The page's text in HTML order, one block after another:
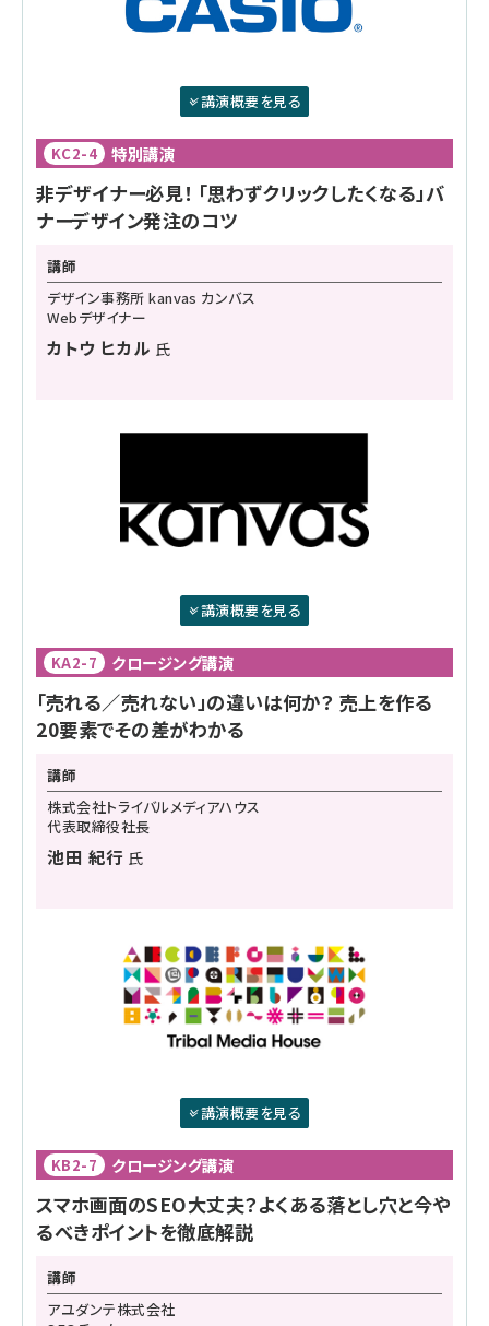
講演概要を見る
KC2-4 特別講演
非デザイナー必見！ 「思わずクリックしたくなる」バ
ナーデザイン発注のコツ
講師
デザイン事務所 kanvas カンバス
Webデザイナー
カトウ ヒカル 氏
講演概要を見る
KA2-7 クロージング講演
「売れる／売れない」の違いは何か？ 売上を作る
20要素でその差がわかる
講師
株式会社トライバルメディアハウス
代表取締役社長
池田 紀行 氏
講演概要を見る
KB2-7 クロージング講演
スマホ画面のSEO大丈夫？よくある落とし穴と今や
るべきポイントを徹底解説
講師
アユダンテ株式会社